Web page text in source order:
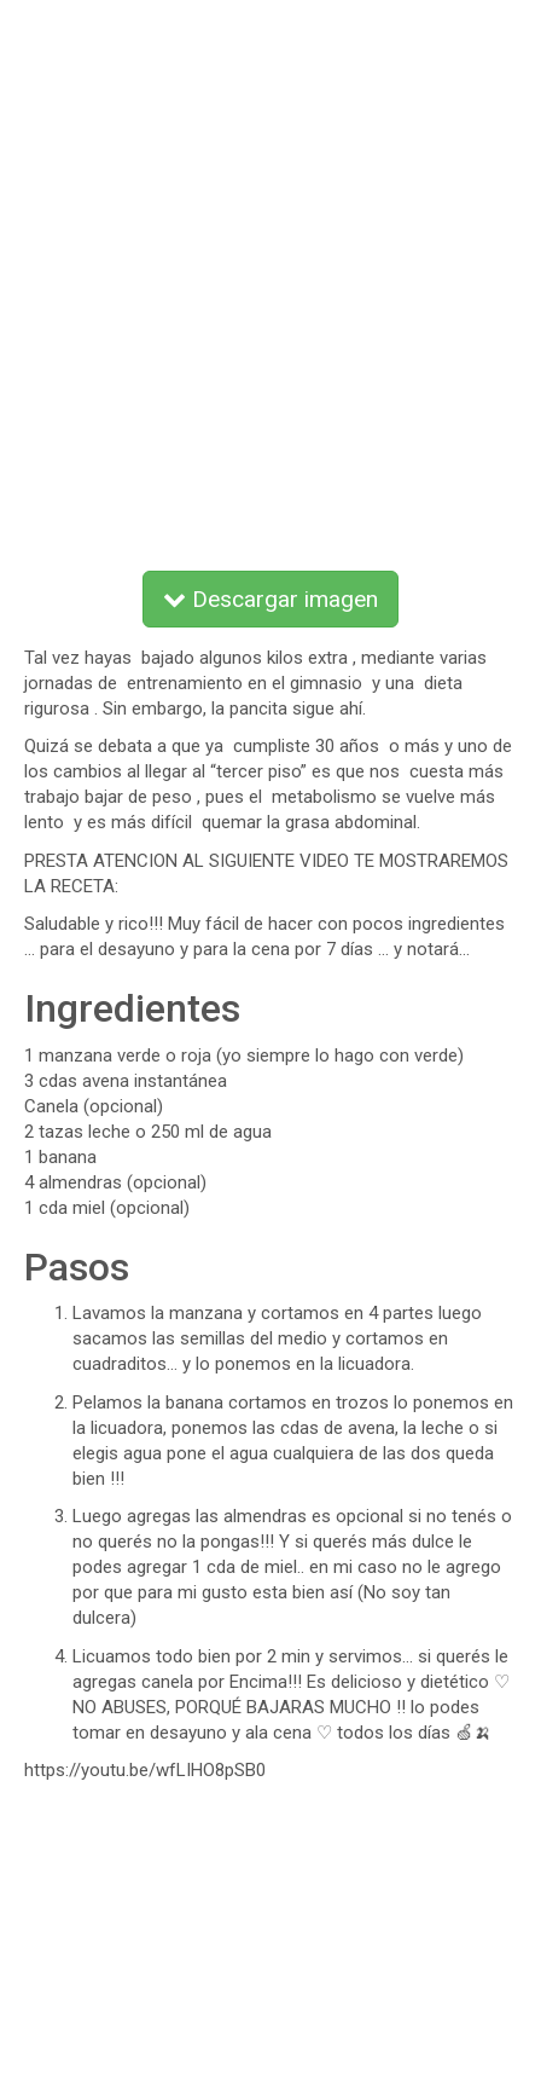
Descargar imagen
Tal vez hayas bajado algunos kilos extra , mediante varias
jornadas de entrenamiento en el gimnasio y una dieta
rigurosa . Sin embargo, la pancita sigue ahí.
Quizá se debata a que ya cumpliste 30 años o más y uno de
los cambios al llegar al “tercer piso” es que nos cuesta más
trabajo bajar de peso , pues el metabolismo se vuelve más
lento y es más difícil quemar la grasa abdominal.
PRESTA ATENCION AL SIGUIENTE VIDEO TE MOSTRAREMOS
LA RECETA:
Saludable y rico!!! Muy fácil de hacer con pocos ingredientes
… para el desayuno y para la cena por 7 días … y notará…
Ingredientes
1 manzana verde o roja (yo siempre lo hago con verde)
3 cdas avena instantánea
Canela (opcional)
2 tazas leche o 250 ml de agua
1 banana
4almendras (opcional)
1 cda miel (opcional)
Pasos
Lavamos la manzana y cortamos en 4 partes luego
sacamos las semillas del medio y cortamos en
cuadraditos… y lo ponemos en la licuadora.
Pelamos la banana cortamos en trozos lo ponemos en
la licuadora, ponemos las cdas de avena, la leche o si
elegis agua pone el agua cualquiera de las dos queda
bien !!!
Luego agregas las almendras es opcional si no tenés o
no querés no la pongas!!! Y si querés más dulce le
podes agregar 1 cda de miel.. en mi caso no le agrego
por que para mi gusto esta bien así (No soy tan
dulcera)
Licuamos todo bien por 2 min y servimos… si querés le
agregas canela por Encima!!! Es delicioso y dietético ♡
NO ABUSES, PORQUÉ BAJARAS MUCHO !! lo podes
tomar en desayuno y ala cena ♡ todos los días 🍏🍌
https://youtu.be/wfLIHO8pSB0